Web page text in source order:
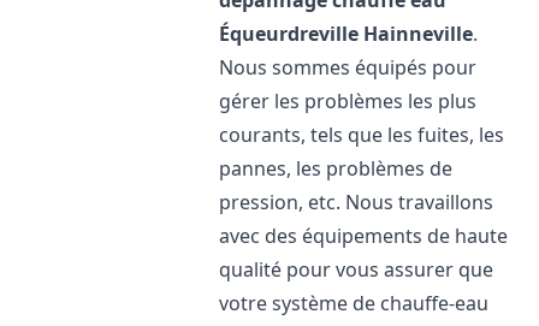
Équeurdreville Hainneville.
Nous sommes équipés pour
gérer les problèmes les plus
courants, tels que les fuites, les
pannes, les problèmes de
pression, etc. Nous travaillons
avec des équipements de haute
qualité pour vous assurer que
votre système de chauffe-eau